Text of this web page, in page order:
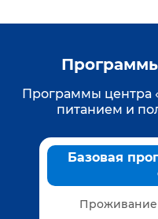
Программы центра
питанием и
Базовая
Проживание